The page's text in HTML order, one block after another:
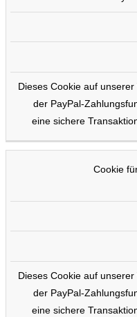
Dieses Cookie auf
der PayPal-
eine sichere
Cookie
Dieses Cookie auf
der PayPal-
eine sichere